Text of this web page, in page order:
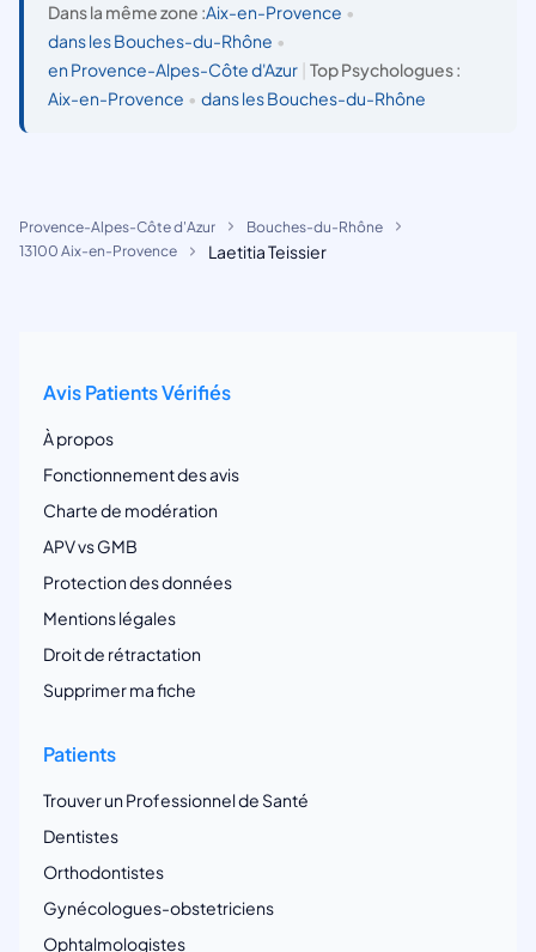
Dans la même zone :Aix-en-Provence •
dans les Bouches-du-Rhône •
en Provence-Alpes-Côte d'Azur
Top Psychologues :
Aix-en-Provence • dans les Bouches-du-Rhône
Provence-Alpes-Côte d'Azur
Bouches-du-Rhône
13100 Aix-en-Provence
Laetitia Teissier
Avis Patients Vérifiés
À propos
Fonctionnement des avis
Charte de modération
APV vs GMB
Protection des données
Mentions légales
Droit de rétractation
Supprimer ma fiche
Patients
Trouver un Professionnel de Santé
Dentistes
Orthodontistes
Gynécologues-obstetriciens
Ophtalmologistes